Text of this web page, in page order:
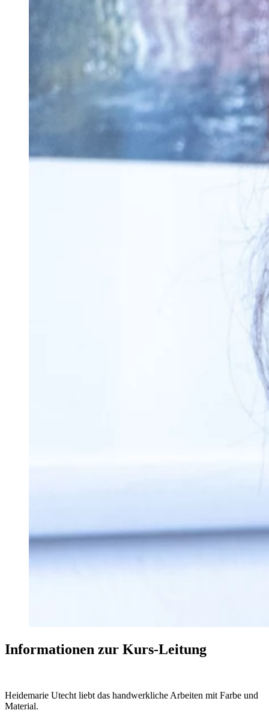
Informationen zur Kurs-Leitung
Heidemarie Utecht liebt das handwerkliche Arbeiten mit Farbe und
Material.